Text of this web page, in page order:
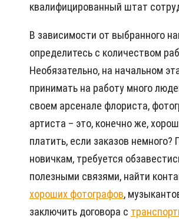
квалифицированный штат
В зависимости от выбранного
определитесь с количеством
Необязательно, на начальном
принимать на работу много
своем арсенале флориста,
артиста – это, конечно же,
платить, если заказов немного?
новичкам, требуется
полезными связями, найти
хороших фотографов,
заключить договора с